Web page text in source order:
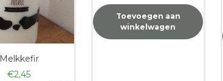
Melkkefir
€2,45
Toevoegen aan
winkelwagen